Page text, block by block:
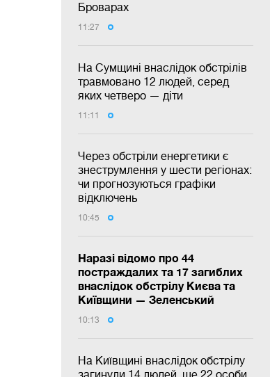
Броварах
11:27
На Сумщині внаслідок обстрілів
травмовано 12 людей, серед
яких четверо — діти
11:11
Через обстріли енергетики є
знеструмлення у шести регіонах:
чи прогнозуються графіки
відключень
10:45
Наразі відомо про 44
постраждалих та 17 загиблих
внаслідок обстрілу Києва та
Київщини — Зеленський
10:13
На Київщині внаслідок обстрілу
загинули 14 людей, ще 22 особи